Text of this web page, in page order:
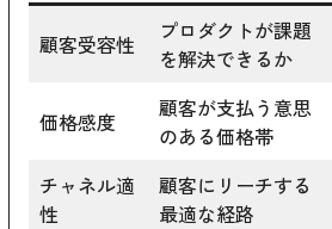
顧客受容性
プロダクトが課題
を解決できるか
価格感度
顧客が支払う意思
のある価格帯
チャネル適
性
顧客にリーチする
最適な経路